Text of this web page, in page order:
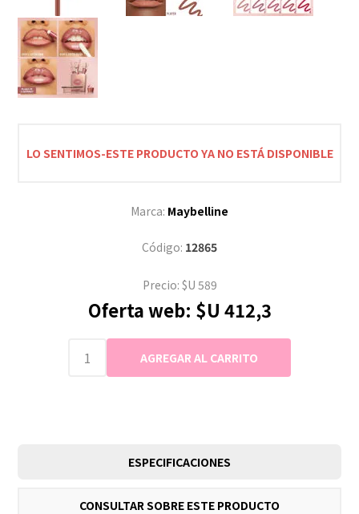
LO SENTIMOS-ESTE PRODUCTO YA NO ESTÁ DISPONIBLE
Marca: Maybelline
Código: 12865
Precio: $U 589
Oferta web: $U 412,3
ESPECIFICACIONES
CONSULTAR SOBRE ESTE PRODUCTO